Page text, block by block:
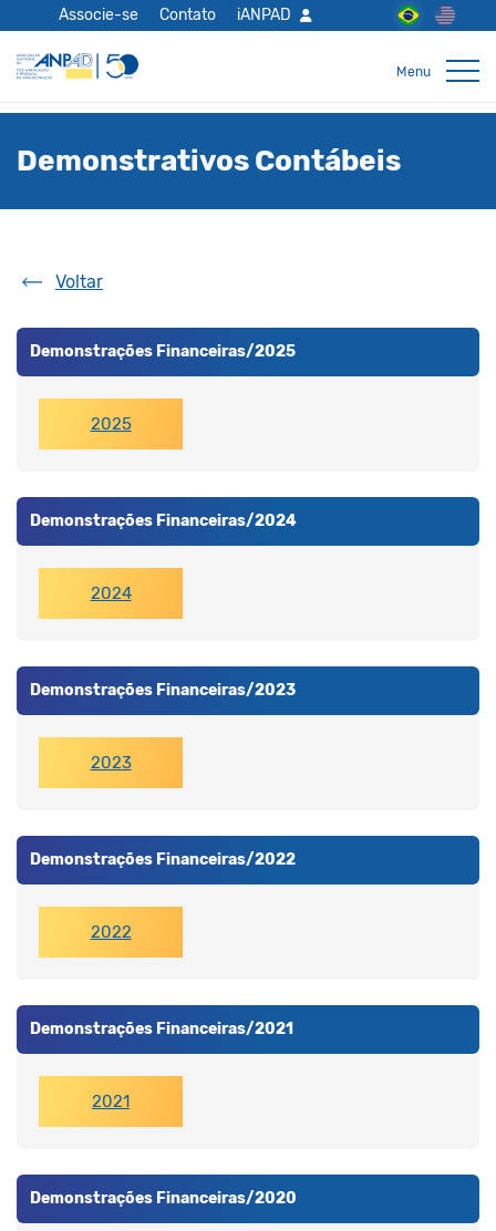
Associe-se Contato iANPAD
Demonstrativos Contábeis
Voltar
Demonstrações Financeiras/2025
2025
Demonstrações Financeiras/2024
2024
Demonstrações Financeiras/2023
2023
Demonstrações Financeiras/2022
2022
Demonstrações Financeiras/2021
2021
Demonstrações Financeiras/2020